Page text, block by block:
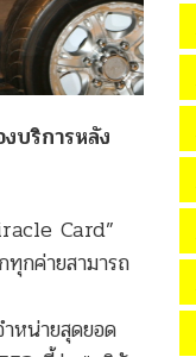
บริการหลัง
Card”
ทุกค่ายสามารถ
หน่ายสุดยอด